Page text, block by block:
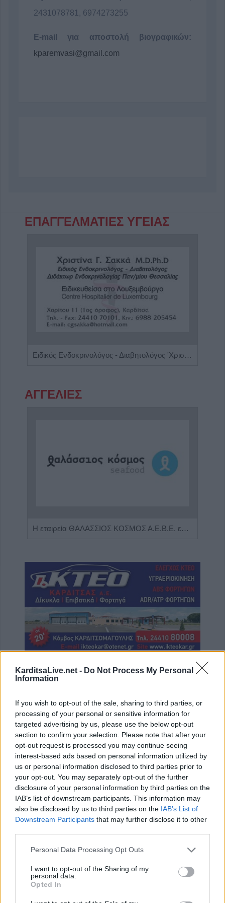
KarditsaLive.net - Do Not Process My Personal
Information
If you wish to opt-out of the sale, sharing to third parties, or
processing of your personal or sensitive information for
targeted advertising by us, please use the below opt-out
section to confirm your selection. Please note that after your
opt-out request is processed you may continue seeing
interest-based ads based on personal information utilized by
us or personal information disclosed to third parties prior to
your opt-out. You may separately opt-out of the further
disclosure of your personal information by third parties on the
IAB’s list of downstream participants. This information may
also be disclosed by us to third parties on the IAB’s List of
Downstream Participants that may further disclose it to other
Personal Data Processing Opt Outs
I want to opt-out of the Sharing of my
personal data.
Opted In
2431078781, 6974273255
E-mail για αποστολή βιογραφικών:
kparemvasi@gmail.com
ΕΠΑΓΓΕΛΜΑΤΙΕΣ ΥΓΕΙΑΣ
Ειδικός Ενδοκρινολόγος - Διαβητολόγος 'Χριστίνα Γ. Σακκά'
ΑΓΓΕΛΙΕΣ
Η εταιρεία ΘΑΛΑΣΣΙΟΣ ΚΟΣΜΟΣ Α.Ε.Β.Ε. επιθυμεί να προσλάβει Αποθηκάριο
Διακοπές ρεύματος στην Άρτα και σε τμήμα
μετασχηματιστή (+Βίντεο)
6 Αυγούστου 2026, 08:16
Την Κυριακή 9 Αυγούστου το ετήσιο
μνημόσυνο της Αγορής Κλήμου
6 Αυγούστου 2026, 07:42
“Calimera” με “spitiko” και συνταγές όπως
παλιά…
5 Αυγούστου 2026, 23:58
Στη Σόφια θα ψάξει την πρόκριση ο
Παναθηναϊκός
Σύγκρουση μηχανής με αυτοκίνητο στη
Λάρισα – Στο νοσοκομείο ο οδηγός του
δικύκλου
5 Αυγούστου 2026, 22:45